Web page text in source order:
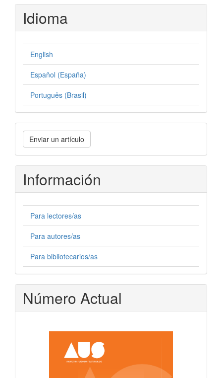
Idioma
English
Español (España)
Português (Brasil)
Enviar
un
artículo
Enviar un artículo
Información
Para lectores/as
Para autores/as
Para bibliotecarios/as
Número Actual